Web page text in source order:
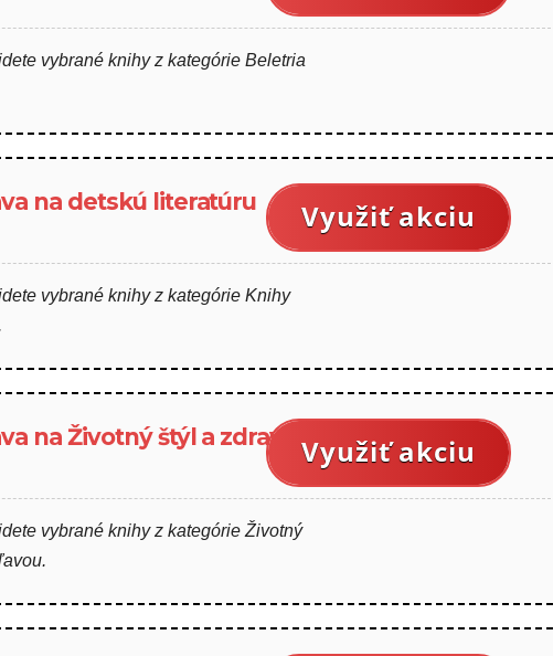
vybrané knihy z kategórie Beletria
na detskú literatúru Využiť akciu
vybrané knihy z kategórie Knihy
na Životný štýl a zdravieVyužiť akciu
vybrané knihy z kategórie Životný